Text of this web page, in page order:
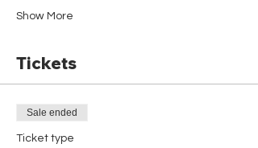
Show More
Tickets
Sale ended
Ticket type